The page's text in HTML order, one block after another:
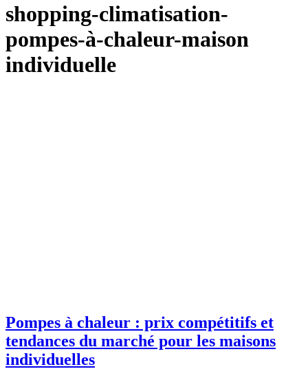
shopping-climatisation-
pompes-à-chaleur-maison
individuelle
Pompes à chaleur : prix compétitifs et
tendances du marché pour les maisons
individuelles